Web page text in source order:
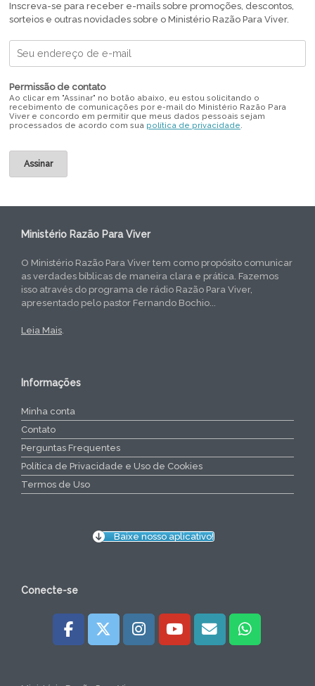
Inscreva-se para receber e-mails sobre promoções, descontos,
sorteios e outras novidades sobre o Ministério Razão Para Viver.
Permissão de contato
Ao clicar em "Assinar" no botão abaixo, eu estou solicitando o
recebimento de comunicações por e-mail do Ministério Razão Para
Viver e concordo em permitir que meus dados pessoais sejam
processados de acordo com sua política de privacidade.
Ministério Razão Para Viver
O Ministério Razão Para Viver tem como propósito comunicar
as verdades bíblicas de maneira clara e prática. Fazemos
isso através do programa de rádio Razão Para Viver,
apresentado pelo pastor Fernando Bochio...
Leia Mais
Informações
Minha conta
Contato
Perguntas Frequentes
Política de Privacidade e Uso de Cookies
Termos de Uso
Baixe nosso aplicativo!
Conecte-se